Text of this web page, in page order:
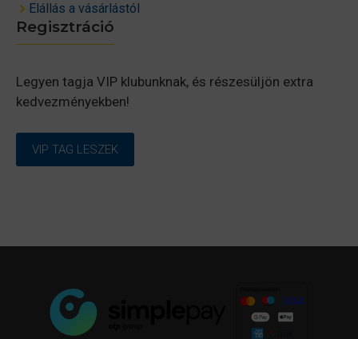
Elállás a vásárlástól
Regisztráció
Legyen tagja VIP klubunknak, és részesüljön extra
kedvezményekben!
VIP TAG LESZEK